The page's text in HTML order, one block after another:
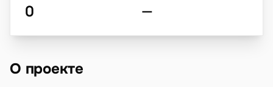
0 —
О проекте